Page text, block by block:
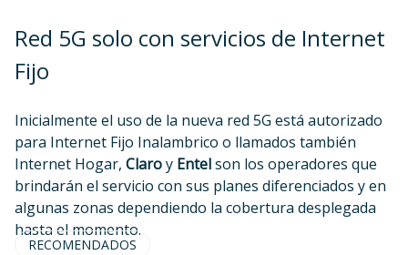
Red 5G solo con servicios de Internet
Fijo
Inicialmente el uso de la nueva red 5G está autorizado
para Internet Fijo Inalambrico o llamados también
Internet Hogar, Claroy Entelson los operadores que
brindarán el servicio con sus planes diferenciados y en
algunas zonas dependiendo la cobertura desplegada
hasta el momento.
RECOMENDADOS